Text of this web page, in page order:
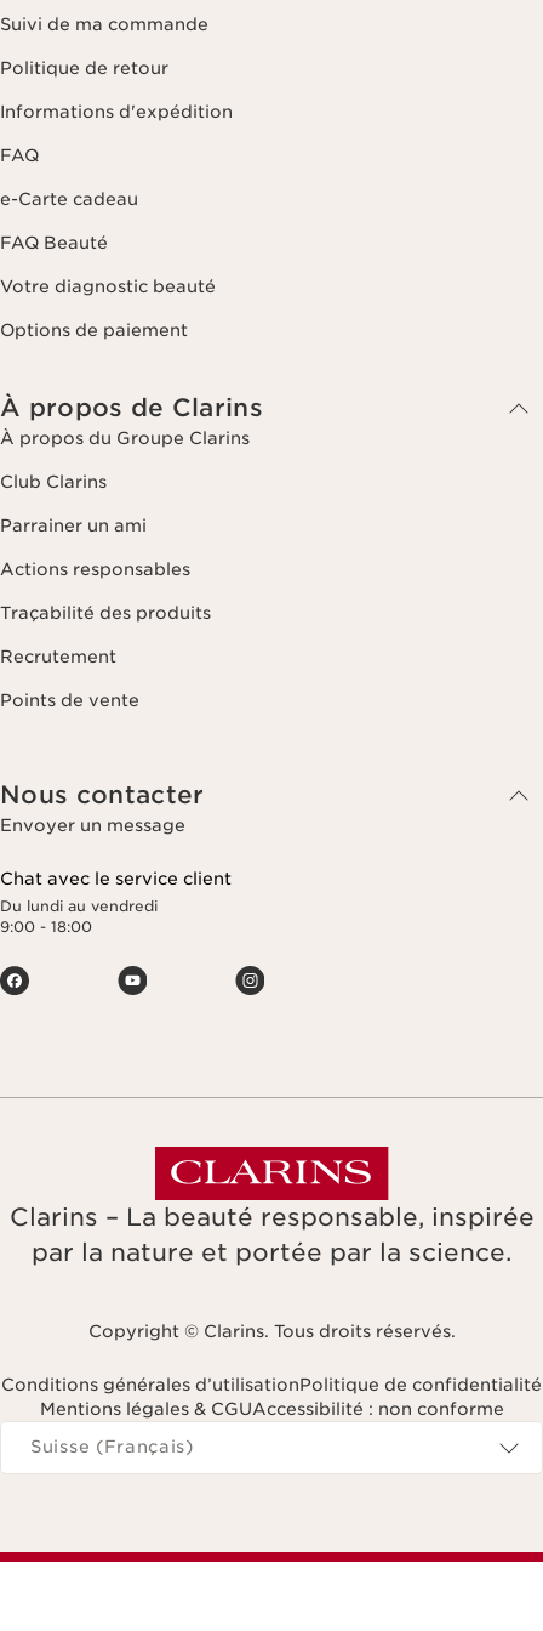
Suivi de ma commande
Politique de retour
Informations d'expédition
FAQ
e-Carte cadeau
FAQ Beauté
Votre diagnostic beauté
Options de paiement
À propos de Clarins
À propos du Groupe Clarins
Club Clarins
Parrainer un ami
Actions responsables
Traçabilité des produits
Recrutement
Points de vente
Nous contacter
Envoyer un message
Chat avec le service client
Du lundi au vendredi
9:00 - 18:00
Clarins – La beauté responsable, inspirée
par la nature et portée par la science.
Copyright © Clarins. Tous droits réservés.
Conditions générales d’utilisationPolitique de confidentialité
Mentions légales & CGUAccessibilité : non conforme
Naviguer vers
Suisse (Français)